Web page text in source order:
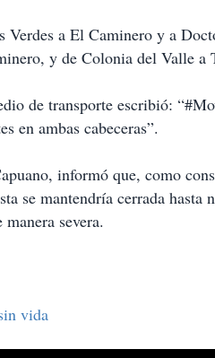
a El Caminero y a
y de Colonia del Valle a
de transporte escribió:
en ambas cabeceras”.
informó que, como
se mantendría cerrada hasta
severa.
vida